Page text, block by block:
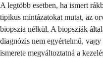
A legtöbb esetben, ha ismert
tipikus mintázatokat mutat, az
biopszia nélkül. A biopsziák
diagnózis nem egyértelmű,
ismerete megváltoztatná a